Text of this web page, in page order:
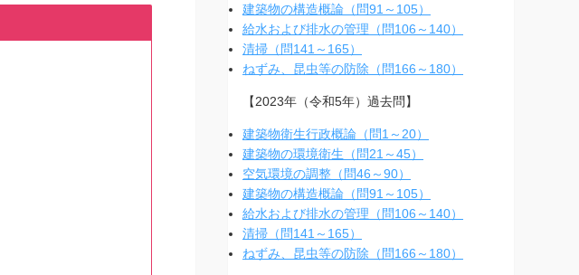
建築物の構造概論（問91～105）
給水および排水の管理（問106～140）
清掃（問141～165）
ねずみ、昆虫等の防除（問166～180）
【2023年（令和5年）過去問】
建築物衛生行政概論（問1～20）
建築物の環境衛生（問21～45）
空気環境の調整（問46～90）
建築物の構造概論（問91～105）
給水および排水の管理（問106～140）
清掃（問141～165）
ねずみ、昆虫等の防除（問166～180）